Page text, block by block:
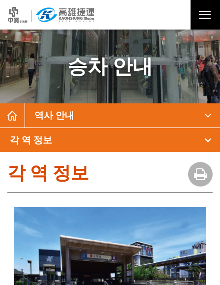
승차 안내
역사 안내
각 역 정보
각 역 정보